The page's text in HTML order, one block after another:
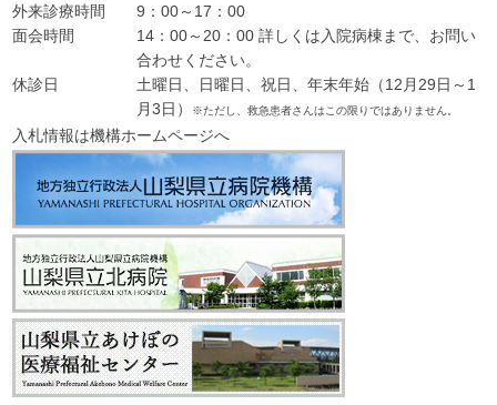
外来診療時間
9：00～17：00
面会時間
14：00～20：00 詳しくは入院病棟まで、お問い
合わせください。
休診日
土曜日、日曜日、祝日、年末年始（12月29日～1
月3日）
※ただし、救急患者さんはこの限りではありません。
入札情報は機構ホームページへ